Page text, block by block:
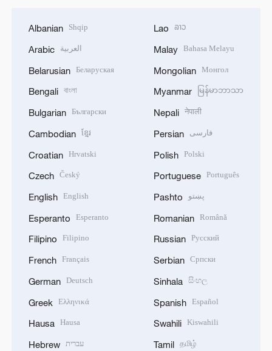
Albanian Shqip
Arabic العربية
Belarusian Беларуская
Bengali বাংলা
Bulgarian Български
Cambodian ខ្មែរ
Croatian Hrvatski
Czech Český
English English
Esperanto Esperanto
Filipino Filipino
French Français
German Deutsch
Greek Ελληνικά
Hausa Hausa
Hebrew עברית
Lao ລາວ
Malay Bahasa Melayu
Mongolian Монгол
Myanmar မြန်မာဘာသာ
Nepali नेपाली
Persian فارسی
Polish Polski
Portuguese Português
Pashto پښتو
Romanian Română
Russian Русский
Serbian Српски
Sinhala සිංහල
Spanish Español
Swahili Kiswahili
Tamil தமிழ்